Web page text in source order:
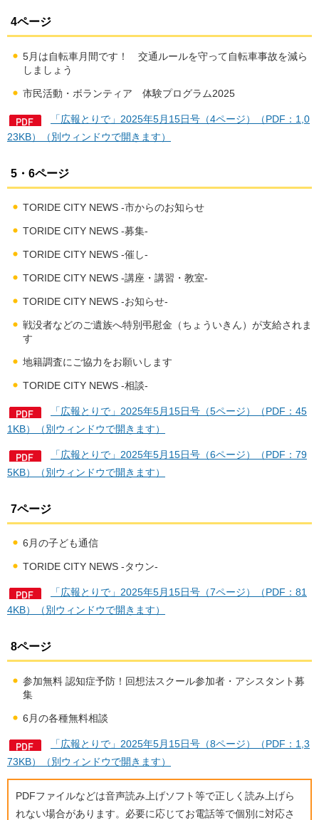
4ページ
5月は自転車月間です！ 交通ルールを守って自転車事故を減ら
しましょう
市民活動・ボランティア 体験プログラム2025
「広報とりで」2025年5月15日号（4ページ）（PDF：1,0
23KB）（別ウィンドウで開きます）
5・6ページ
TORIDE CITY NEWS -市からのお知らせ
TORIDE CITY NEWS -募集-
TORIDE CITY NEWS -催し-
TORIDE CITY NEWS -講座・講習・教室-
TORIDE CITY NEWS -お知らせ-
戦没者などのご遺族へ特別弔慰金（ちょういきん）が支給されま
す
地籍調査にご協力をお願いします
TORIDE CITY NEWS -相談-
「広報とりで」2025年5月15日号（5ページ）（PDF：45
1KB）（別ウィンドウで開きます）
「広報とりで」2025年5月15日号（6ページ）（PDF：79
5KB）（別ウィンドウで開きます）
7ページ
6月の子ども通信
TORIDE CITY NEWS -タウン-
「広報とりで」2025年5月15日号（7ページ）（PDF：81
4KB）（別ウィンドウで開きます）
8ページ
参加無料 認知症予防！回想法スクール参加者・アシスタント募
集
6月の各種無料相談
「広報とりで」2025年5月15日号（8ページ）（PDF：1,3
73KB）（別ウィンドウで開きます）
PDFファイルなどは音声読み上げソフト等で正しく読み上げら
れない場合があります。必要に応じてお電話等で個別に対応さ